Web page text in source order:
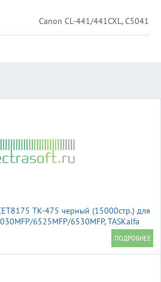
Canon CL-441/441CXL, C5041
TK-475 черный (15000стр.) для
6525MFP/6530MFP, TASKalfa